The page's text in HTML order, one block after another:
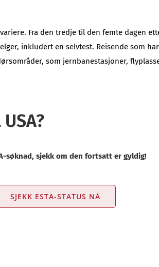
Fra den tredje til den femte dagen
inkludert en selvtest. Reisende som
som jernbanestasjoner,
USA?
søknad, sjekk om den fortsatt er gyldig!
SJEKK ESTA-STATUS NÅ